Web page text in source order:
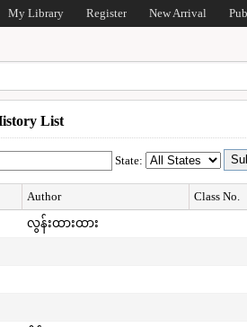
My Library Register New Arrival
List
State:
Author
Class No.
လွန်းထားထား